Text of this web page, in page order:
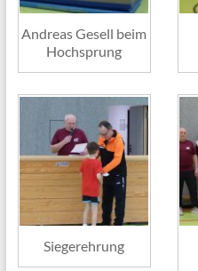
Andreas Gesell beim
Hochsprung
Siegerehrung